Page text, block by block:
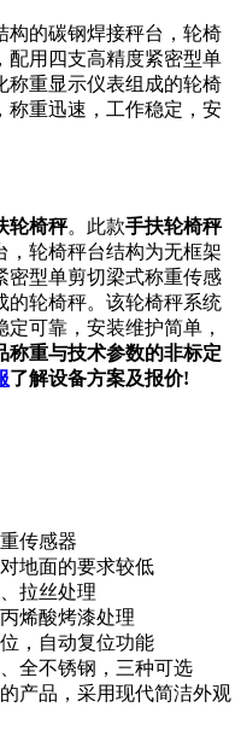
构的碳钢焊接秤台，轮椅
配用四支高精度紧密型单
称重显示仪表组成的轮椅
称重迅速，工作稳定，安
轮椅秤。此款手扶轮椅秤
，轮椅秤台结构为无框架
密型单剪切梁式称重传感
的轮椅秤。该轮椅秤系统
可靠，安装维护简单，
称重与技术参数的非标定
了解设备方案及报价!
传感器
地面的要求较低
拉丝处理
烯酸烤漆处理
，自动复位功能
全不锈钢，三种可选
产品，采用现代简洁外观